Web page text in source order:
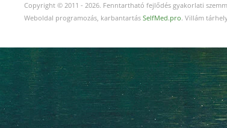
Copyright © 2011 - 2026. Fenntartható fejlődés gyakorlati
Weboldal programozás, karbantartás SelfMed.pro. Villám